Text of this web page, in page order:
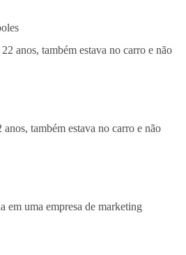
também estava no carro e não